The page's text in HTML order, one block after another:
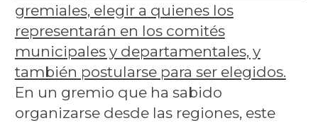
gremiales, elegir a quienes los
representarán en los comités
municipales y departamentales, y
también postularse para ser elegidos.
En un gremio que ha sabido
organizarse desde las regiones, este